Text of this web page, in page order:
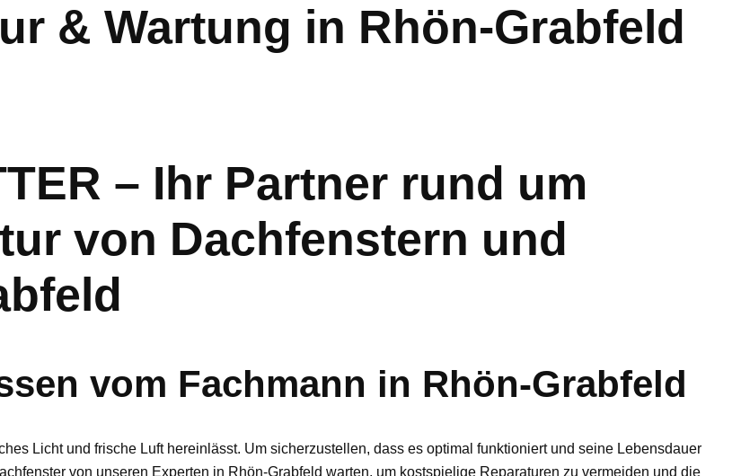
& Wartung in Rhön-Grabfeld
– Ihr Partner rund um
von Dachfenstern und
vom Fachmann in Rhön-Grabfeld
Licht und frische Luft hereinlässt. Um sicherzustellen, dass es optimal funktioniert und seine Lebensdauer
von unseren Experten in Rhön-Grabfeld warten, um kostspielige Reparaturen zu vermeiden und die